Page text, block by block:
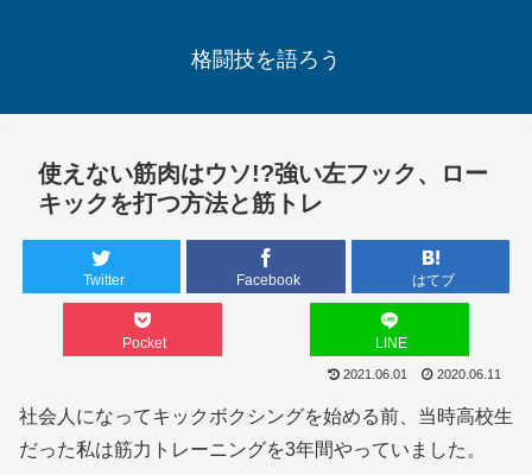
格闘技を語ろう
使えない筋肉はウソ!?強い左フック、ロー
キックを打つ方法と筋トレ
Twitter Facebook はてブ
Pocket LINE
2021.06.01 2020.06.11
社会人になってキックボクシングを始める前、当時高校生
だった私は筋力トレーニングを3年間やっていました。